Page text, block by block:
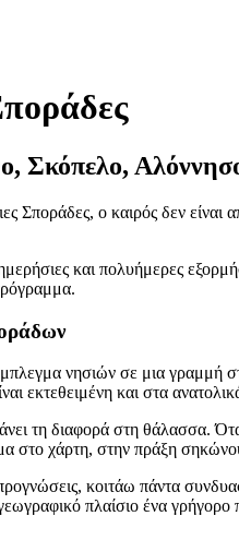
Σκόπελο,
Σποράδες, ο καιρός δεν
και πολυήμερες
νησιών σε μια γραμμή
εκτεθειμένη και στα
τη διαφορά στη θάλασσα.
στο χάρτη, στην πράξη
κοιτάω πάντα
πλαίσιο ένα